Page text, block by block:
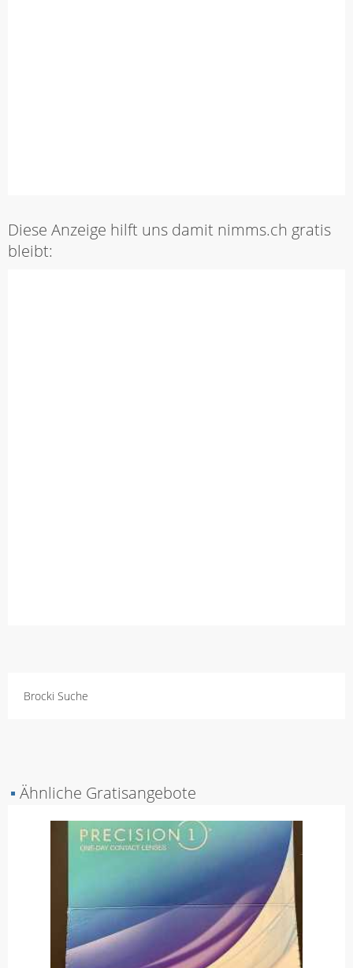
Diese Anzeige hilft uns damit nimms.ch gratis
bleibt:
Brocki Suche
▪ Ähnliche Gratisangebote